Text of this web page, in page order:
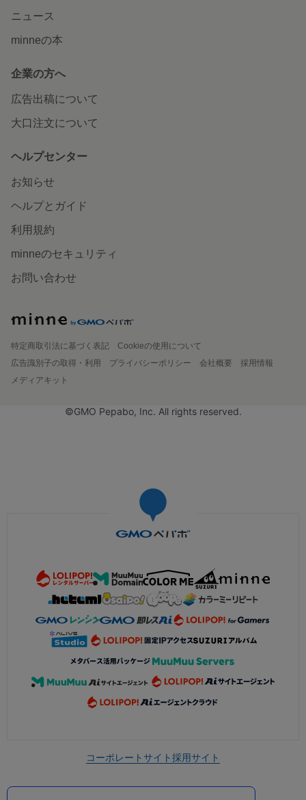
ニュース
minneの本
企業の方へ
広告出稿について
大口注文について
ヘルプセンター
お知らせ
ヘルプとガイド
利用規約
minneのセキュリティ
お問い合わせ
特定商取引法に基づく表記
Cookieの使用について
広告識別子の取得・利用
プライバシーポリシー 会社概要
採用情報
メディアキット
©GMO Pepabo, Inc. All rights reserved.
コーポレートサイト採用サイト